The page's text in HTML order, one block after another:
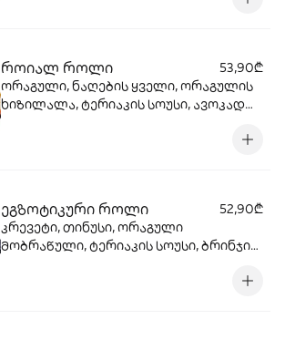
როიალ როლი
53,90₾
ორაგული, ნაღების ყველი, ორაგულის
ხიზილალა, ტერიაკის სოუსი, ავოკადო,
ეგზოტიკური როლი
52,90₾
კრევეტი, თინუსი, ორაგული
მობრაწული, ტერიაკის სოუსი, ბრინჯის